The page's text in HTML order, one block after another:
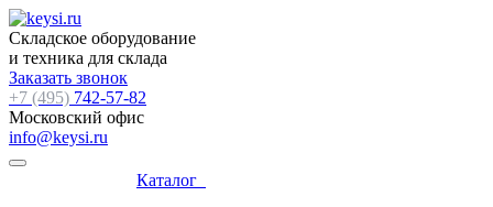
Складское оборудование
и техника для склада
Заказать звонок
+7 (495) 742-57-82
Московский офис
info@keysi.ru
Каталог